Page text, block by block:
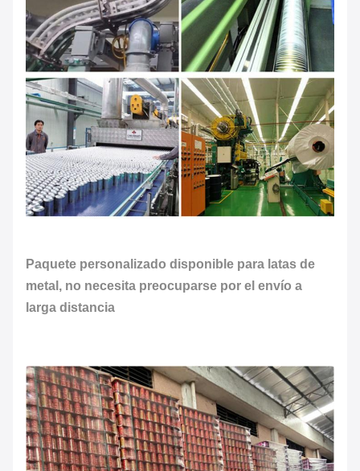
Paquete personalizado disponible para latas de
metal, no necesita preocuparse por el envío a
larga distancia